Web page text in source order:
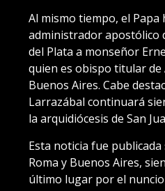
Al mismo tiempo, el
administrador apostólico
del Plata a monseñor
quien es obispo titular de
Buenos Aires. Cabe
Larrazábal continuará
la arquidiócesis de San
Esta noticia fue
Roma y Buenos Aires,
último lugar por el